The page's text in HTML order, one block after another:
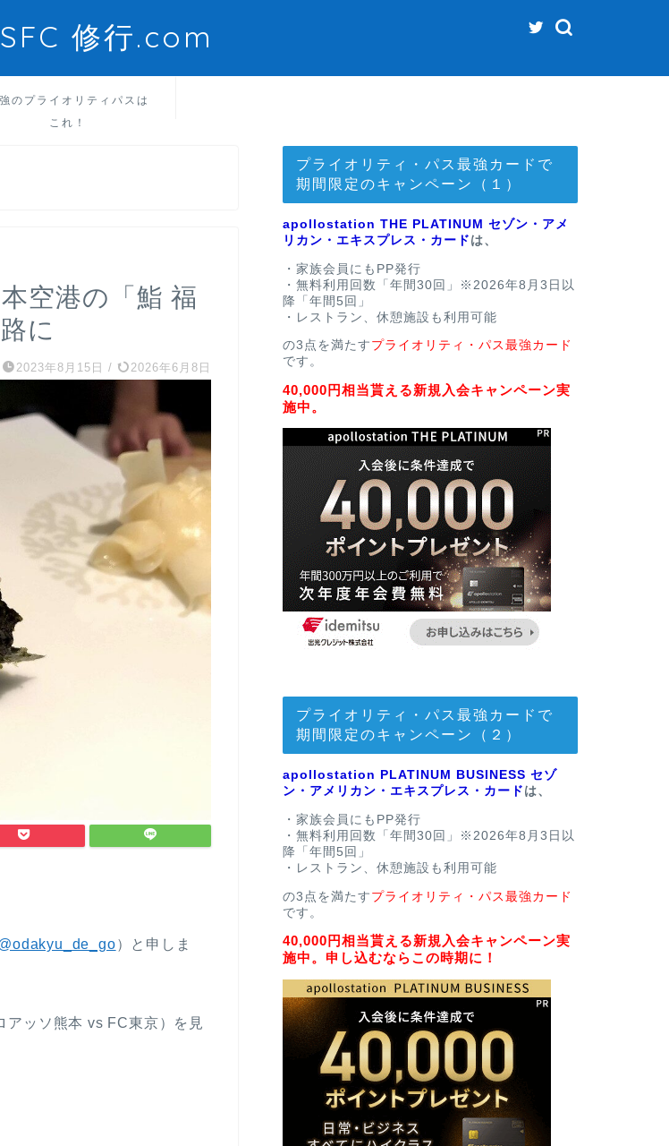
修行.com
のプライオリティパスは
これ！
空港の「鮨 福
に
2023年8月15日 / 2026年6月8日
）と申しま
アッソ熊本 vs FC東京）を見
プライオリティ・パス最強カードで
期間限定のキャンペーン（１）
apollostation THE PLATINUM セゾン・アメ
リカン・エキスプレス・カード は、
・家族会員にもPP発行
・無料利用回数「年間30回」※2026年8月3日以
降「年間5回」
・レストラン、休憩施設も利用可能
の3点を満たす プライオリティ・パス最強カード
です。
40,000円相当貰える新規入会キャンペーン実
施中。
プライオリティ・パス最強カードで
期間限定のキャンペーン（２）
apollostation PLATINUM BUSINESS セゾ
ン・アメリカン・エキスプレス・カード は、
・家族会員にもPP発行
・無料利用回数「年間30回」※2026年8月3日以
降「年間5回」
・レストラン、休憩施設も利用可能
の3点を満たす プライオリティ・パス最強カード
です。
40,000円相当貰える新規入会キャンペーン実
施中。申し込むならこの時期に！